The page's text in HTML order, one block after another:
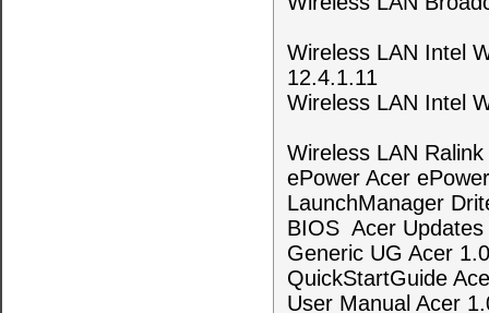
Wireless LAN Intel
12.4.1.11
Wireless LAN Intel
Wireless LAN
ePower Acer
LaunchManager
BIOS Acer
Generic UG Acer
QuickStartGuide
User Manual Acer